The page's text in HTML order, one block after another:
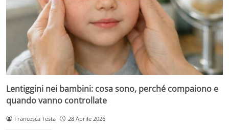
Lentiggini nei bambini: cosa sono, perché compaiono e
quando vanno controllate
Francesca Testa 28 Aprile 2026